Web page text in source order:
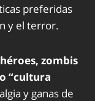
preferidas
y el terror.
zombis
“cultura
y ganas de